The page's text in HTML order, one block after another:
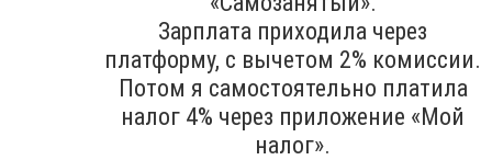
Зарплата приходила через
платформу, с вычетом 2% комиссии.
Потом я самостоятельно платила
налог 4% через приложение «Мой
налог».